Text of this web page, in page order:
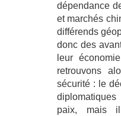
dépendance
et marchés
différends
donc des
leur
retrouvons
sécurité : le
paix, mais